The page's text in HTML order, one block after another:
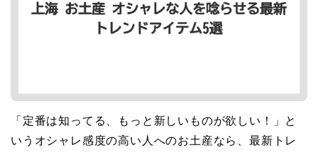
「定番は知ってる、もっと新しいものが欲しい！」と
いうオシャレ感度の高い人へのお土産なら、最新トレ